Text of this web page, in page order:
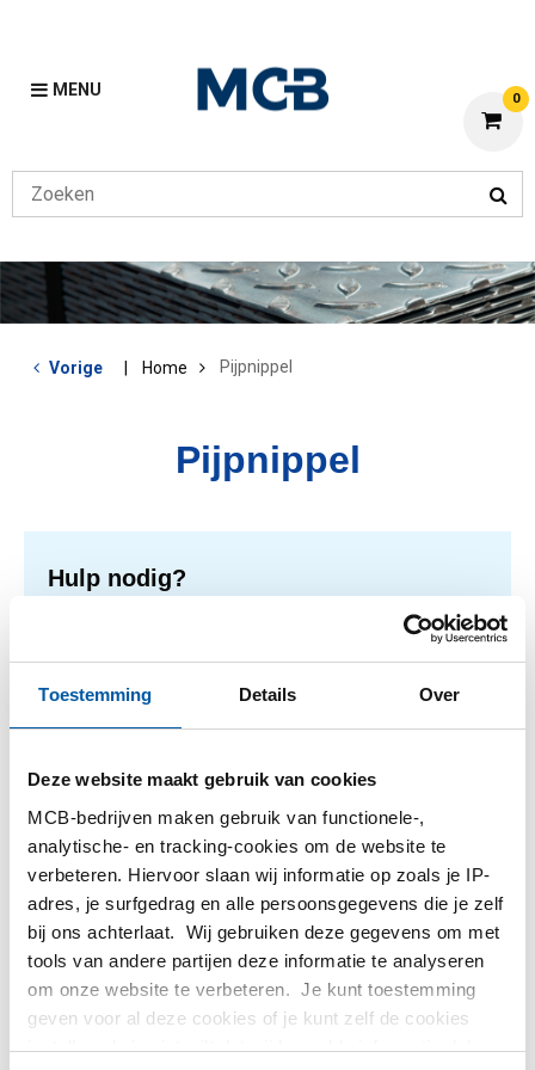
Toestemming Details Over
Deze website maakt gebruik van cookies
MCB-bedrijven maken gebruik van functionele-,
analytische- en tracking-cookies om de website te
verbeteren. Hiervoor slaan wij informatie op zoals je IP-
adres, je surfgedrag en alle persoonsgegevens die je zelf
bij ons achterlaat. Wij gebruiken deze gegevens om met
tools van andere partijen deze informatie te analyseren
om onze website te verbeteren. Je kunt toestemming
geven voor al deze cookies of je kunt zelf de cookies
instellen als je niet wilt dat wij bepaalde informatie delen.
MENU 0
Vorige Home Pijpnippel
Pijpnippel
Hulp nodig?
Meer informatie over de soorten alumunium platen.
1 -1van
op
pagina
Filteren